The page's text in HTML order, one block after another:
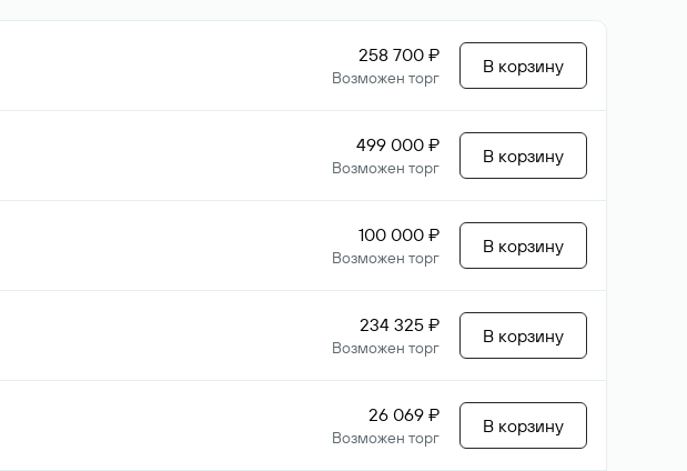
258 700 ₽
Возможен торг
В корзину
499 000 ₽
Возможен торг
В корзину
100 000 ₽
Возможен торг
В корзину
234 325 ₽
Возможен торг
В корзину
26 069 ₽
Возможен торг
В корзину